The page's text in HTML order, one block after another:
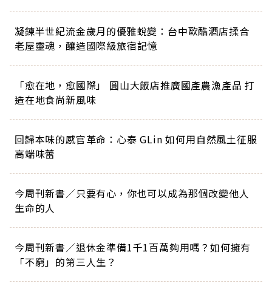
凝鍊半世紀流金歲月的優雅蛻變：台中歐酷酒店揉合
老屋靈魂，釀造國際級旅宿記憶
「愈在地，愈國際」 圓山大飯店推廣國產農漁產品 打
造在地食尚新風味
回歸本味的感官革命：心泰 GLin 如何用自然風土征服
高端味蕾
今周刊新書／只要有心，你也可以成為那個改變他人
生命的人
今周刊新書／退休金準備1千1百萬夠用嗎？如何擁有
「不窮」的第三人生？